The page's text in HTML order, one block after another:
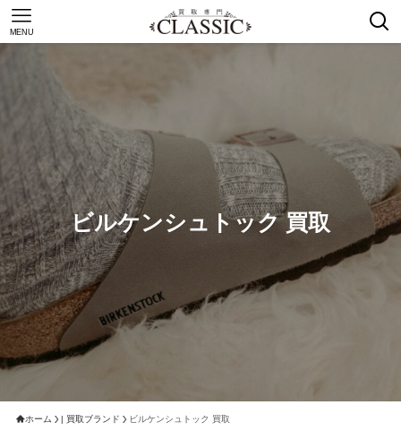
MENU
ビルケンシュトック 買取
ホーム | 買取ブランド ビルケンシュトック 買取